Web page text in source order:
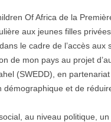
Of Africa de la
aux jeunes filles
le cadre de l’accès aux
de mon pays au projet
(SWEDD), en
démographique et de
au niveau politique,